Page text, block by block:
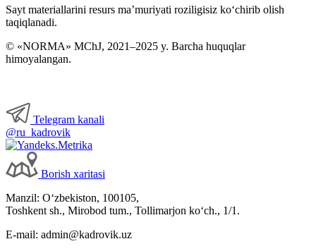
Sayt materiallarini resurs ma’muriyati roziligisiz koʻchirib olish
taqiqlanadi.
© «NORMA» MChJ, 2021–2025 y. Barcha huquqlar
himoyalangan.
Telegram kanali
@ru_kadrovik
Borish хaritasi
Manzil: Oʻzbekiston, 100105,
Toshkent sh., Mirobod tum., Tollimarjon koʻch., 1/1.
E-mail: admin@kadrovik.uz